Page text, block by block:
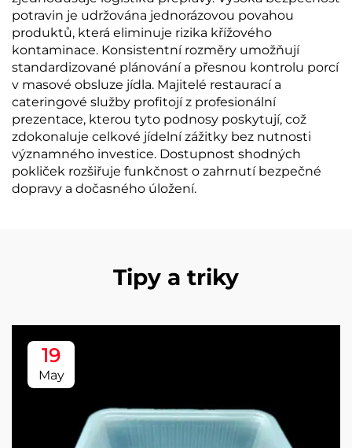
potravin je udržována jednorázovou povahou
produktů, která eliminuje rizika křížového
kontaminace. Konsistentní rozměry umožňují
standardizované plánování a přesnou kontrolu porcí
v masové obsluze jídla. Majitelé restaurací a
cateringové služby profitojí z profesionální
prezentace, kterou tyto podnosy poskytují, což
zdokonaluje celkové jídelní zážitky bez nutnosti
významného investice. Dostupnost shodných
pokliček rozšiřuje funkčnost o zahrnutí bezpečné
dopravy a dočasného úložení.
Tipy a triky
19
May